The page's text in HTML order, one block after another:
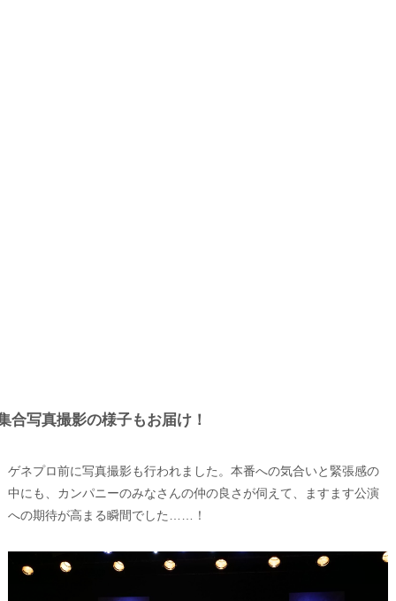
合写真撮影の様子もお届け！
ゲネプロ前に写真撮影も行われました。本番への気合いと緊張感の
中にも、カンパニーのみなさんの仲の良さが伺えて、ますます公演
への期待が高まる瞬間でした……！